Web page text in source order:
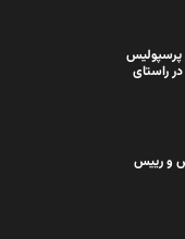
پرسپولیس
راستای
و رییس